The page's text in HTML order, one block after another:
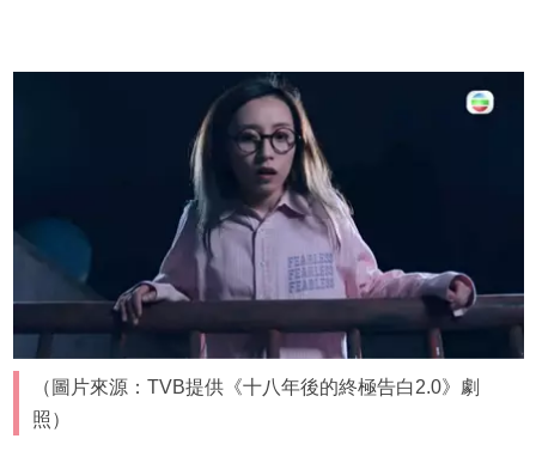
（圖片來源：TVB提供《十八年後的終極告白2.0》劇
照）